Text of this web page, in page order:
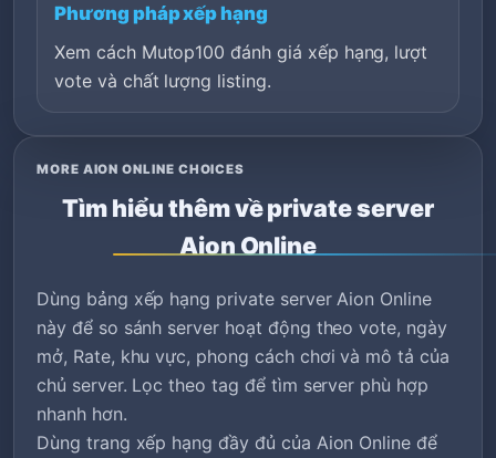
Phương pháp xếp hạng
Xem cách Mutop100 đánh giá xếp hạng, lượt
vote và chất lượng listing.
MORE AION ONLINE CHOICES
Tìm hiểu thêm về private server
Aion Online
Dùng bảng xếp hạng private server Aion Online
này để so sánh server hoạt động theo vote, ngày
mở, Rate, khu vực, phong cách chơi và mô tả của
chủ server. Lọc theo tag để tìm server phù hợp
nhanh hơn.
Dùng trang xếp hạng đầy đủ của Aion Online để